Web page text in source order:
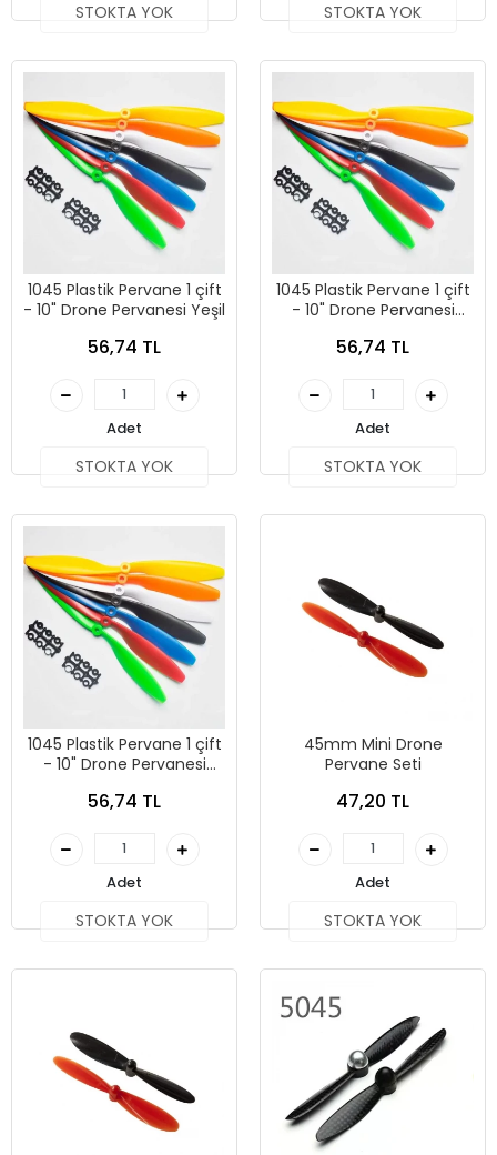
STOKTA YOK STOKTA YOK
1045 Plastik Pervane 1 çift
- 10" Drone Pervanesi Yeşil
56,74 TL
Adet
STOKTA YOK
1045 Plastik Pervane 1 çift
- 10" Drone Pervanesi
56,74 TL
Adet
STOKTA YOK
1045 Plastik Pervane 1 çift
- 10" Drone Pervanesi
56,74 TL
Adet
STOKTA YOK
45mm Mini Drone
Pervane Seti
47,20 TL
Adet
STOKTA YOK